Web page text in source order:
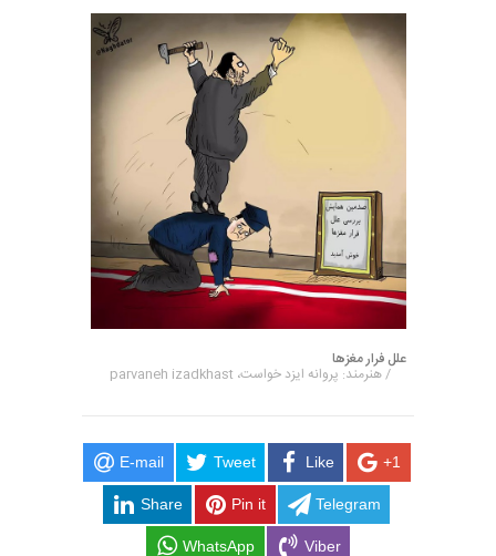
علل فرار مغزها
/ هنرمند: پروانه ایزد خواست، parvaneh izadkhast
E-mail Tweet Like +1
Share Pin it Telegram
WhatsApp Viber